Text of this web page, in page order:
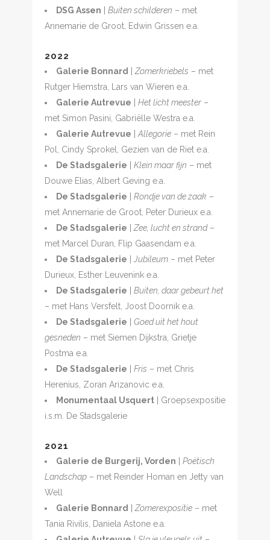
DSG Assen
Buiten schilderen – met
Annemarie de Groot, Edwin Grissen e.a.
2022
Galerie Bonnard Zomerkriebels – met
Rutger Hiemstra, Lars van Wieren e.a.
Galerie Autrevue
Het licht meester –
met Simon Pasini, Gabriëlle Westra e.a.
Galerie Autrevue
Allegorie – met Rein
Pol, Cindy Sprokel, Gezien van de Riet e.a.
De Stadsgalerie
Klein maar fijn – met
Douwe Elias, Albert Geving e.a.
De Stadsgalerie
Rondje van de zaak –
met Annemarie de Groot, Peter Durieux e.a.
De Stadsgalerie
Zee, lucht en strand–
met Marcel Duran, Flip Gaasendam e.a.
De Stadsgalerie
Jubileum – met Peter
Durieux, Esther Leuvenink e.a.
De Stadsgalerie
Buiten, daar gebeurt het
– met Hans Versfelt, Joost Doornik e.a.
De Stadsgalerie
Goed uit het hout
gesneden – met Siemen Dijkstra, Grietje
Postma e.a.
De Stadsgalerie
Fris – met Chris
Herenius, Zoran Arizanovic e.a.
Monumentaal Usquert | Groepsexpositie
i.s.m. De Stadsgalerie
2021
Galerie de Burgerij, Vorden
Poëtisch
Landschap – met Reinder Homan en Jetty van
Well
Galerie Bonnard
Zomerexpositie – met
Tania Rivilis, Daniela Astone e.a.